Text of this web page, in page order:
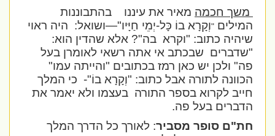
משך חכמהמאיר את עיננו
בהתבוננות
המילים"וְקָרָא בוֹ כָּל-יְמֵי חַיָּיו"—ושואל: היה ראוי
שיהיה כתוב: "וקרא בה"? אלא שהדין הוא:
"שדברים שבכתב אי אתה רשאי לאומרן בעל
פה" ולכן יש כאן רמז בכתובים "והייתה עמו"
הכוונה לתורה אבל כתוב: "וְקָרָא בוֹ"- כי המלך
חייב לקרוא בספר התורה בעצמו ולא יאמר את
הדברים בעל פה.
חת"ם סופר מסביר: לאורך כל הדרך המלך